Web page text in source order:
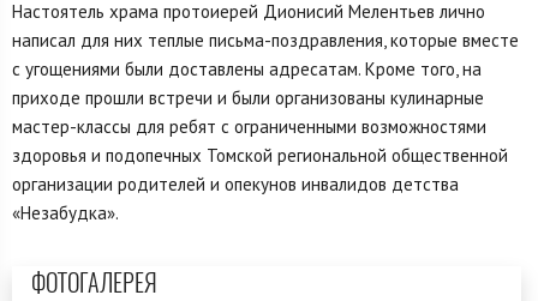
Настоятель храма протоиерей Дионисий Мелентьев лично
написал для них теплые письма-поздравления, которые вместе
с угощениями были доставлены адресатам. Кроме того, на
приходе прошли встречи и были организованы кулинарные
мастер-классы для ребят с ограниченными возможностями
здоровья и подопечных Томской региональной общественной
организации родителей и опекунов инвалидов детства
«Незабудка».
ФОТОГАЛЕРЕЯ